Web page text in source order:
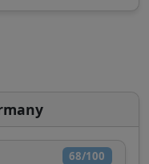
68/100